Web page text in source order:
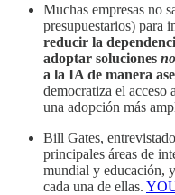
Muchas empresas no
presupuestarios) para
reducir la
adoptar soluciones
a la IA de manera
democratiza el acceso
una adopción más
Bill Gates,
principales áreas de
mundial y educación,
cada una de ellas.